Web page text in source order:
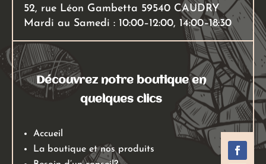
52, rue Léon Gambetta 59540 CAUDRY
Mardi au Samedi : 10:00–12:00, 14:00–18:30
Découvrez notre boutique en
quelques clics
Accueil
La boutique et nos produits